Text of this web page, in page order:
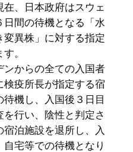
、日本政府はスウェ
間の待機となる「水
異株」に対する指定
。
ンからの全ての入国者
検疫所長が指定する宿
機し、入国後３日目
行い、陰性と判定さ
泊施設を退所し、入
宅等での待機となり